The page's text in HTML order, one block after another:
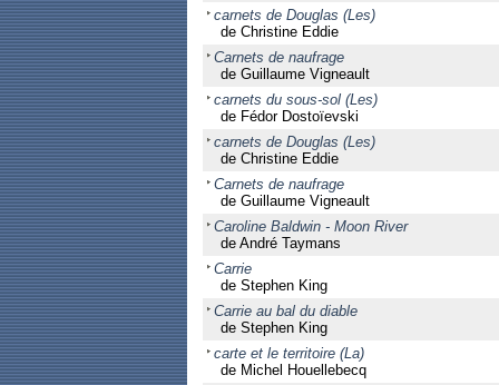
carnets de Douglas (Les)
de Christine Eddie
Carnets de naufrage
de Guillaume Vigneault
carnets du sous-sol (Les)
de Fédor Dostoïevski
carnets de Douglas (Les)
de Christine Eddie
Carnets de naufrage
de Guillaume Vigneault
Caroline Baldwin - Moon River
de André Taymans
Carrie
de Stephen King
Carrie au bal du diable
de Stephen King
carte et le territoire (La)
de Michel Houellebecq